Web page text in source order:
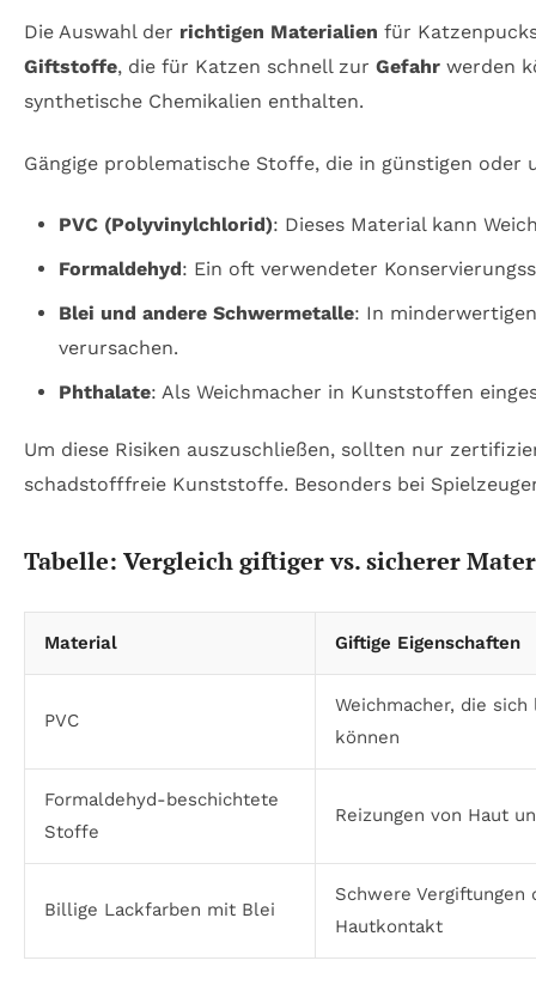
Die Auswahl der richtigen Materialien für
Giftstoffe, die für Katzen schnell zur Gefahr werden
synthetische Chemikalien enthalten.
Gängige problematische Stoffe, die in günstigen
PVC (Polyvinylchlorid): Dieses Material kann
Formaldehyd: Ein oft verwendeter
Blei und andere Schwermetalle: In
verursachen.
Phthalate: Als Weichmacher in Kunststoffen
Um diese Risiken auszuschließen, sollten nur
schadstofffreie Kunststoffe. Besonders bei
Tabelle: Vergleich giftiger vs. sicherer
Material Giftige Eigenschaften
PVC
Weichmacher, die
können
Formaldehyd-beschichtete
Stoffe
Reizungen von Haut
Billige Lackfarben mit Blei
Schwere Vergiftungen
Hautkontakt